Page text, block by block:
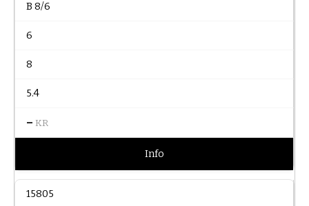
B 8/6
6
8
5.4
– KR
Info
15805